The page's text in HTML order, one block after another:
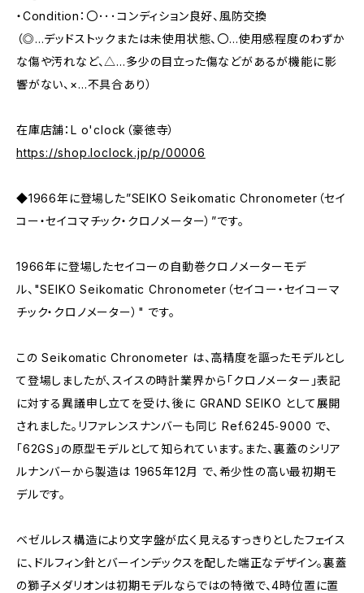
・Condition：〇･･･コンディション良好、風防交換
（◎…デッドストックまたは未使用状態、〇…使用感程度のわずか
な傷や汚れなど、△…多少の目立った傷などがあるが機能に影
響がない、×…不具合あり）
在庫店舗：L o'clock（豪徳寺）
https://shop.loclock.jp/p/00006
◆1966年に登場した”SEIKO Seikomatic Chronometer（セイ
コー・セイコマチック・クロノメーター）”です。
1966年に登場したセイコーの自動巻クロノメーターモデ
ル、"SEIKO Seikomatic Chronometer（セイコー・セイコーマ
チック・クロノメーター）" です。
この Seikomatic Chronometer は、高精度を謳ったモデルとし
て登場しましたが、スイスの時計業界から「クロノメーター」表記
に対する異議申し立てを受け、後に GRAND SEIKO として展開
されました。リファレンスナンバーも同じ Ref.6245‑9000 で、
「62GS」の原型モデルとして知られています。また、裏蓋のシリア
ルナンバーから製造は 1965年12月 で、希少性の高い最初期モ
デルです。
ベゼルレス構造により文字盤が広く見えるすっきりとしたフェイス
に、ドルフィン針とバーインデックスを配した端正なデザイン。裏蓋
の獅子メダリオンは初期モデルならではの特徴で、4時位置に置